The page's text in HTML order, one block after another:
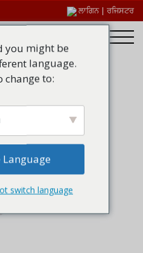
ਲਾਗਿਨ | ਰਜਿਸਟਰ
A-Glaze 60
you might be
language.
change to:
Language
switch language